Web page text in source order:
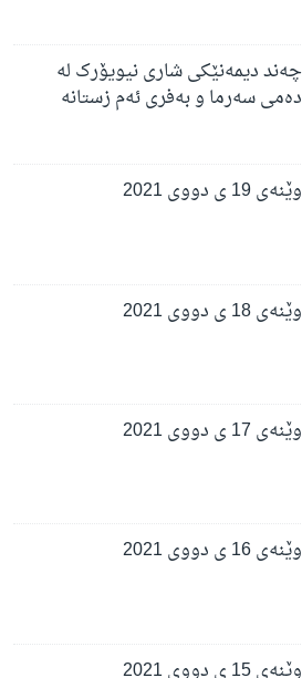
چەند دیمەنێکی شاری نیویۆرک لە
دەمی سەرما و بەفری ئەم زستانە
وێنەی 19 ی دووی 2021
وێنەی 18 ی دووی 2021
وێنەی 17 ی دووی 2021
وێنەی 16 ی دووی 2021
وێنەی 15 ی دووی 2021